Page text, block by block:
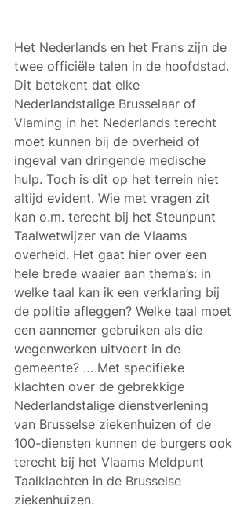
Het Nederlands en het Frans zijn de
twee officiële talen in de hoofdstad.
Dit betekent dat elke
Nederlandstalige Brusselaar of
Vlaming in het Nederlands terecht
moet kunnen bij de overheid of
ingeval van dringende medische
hulp. Toch is dit op het terrein niet
altijd evident. Wie met vragen zit
kan o.m. terecht bij het Steunpunt
Taalwetwijzer van de Vlaams
overheid. Het gaat hier over een
hele brede waaier aan thema’s: in
welke taal kan ik een verklaring bij
de politie afleggen? Welke taal moet
een aannemer gebruiken als die
wegenwerken uitvoert in de
gemeente? … Met specifieke
klachten over de gebrekkige
Nederlandstalige dienstverlening
van Brusselse ziekenhuizen of de
100-diensten kunnen de burgers ook
terecht bij het Vlaams Meldpunt
Taalklachten in de Brusselse
ziekenhuizen.